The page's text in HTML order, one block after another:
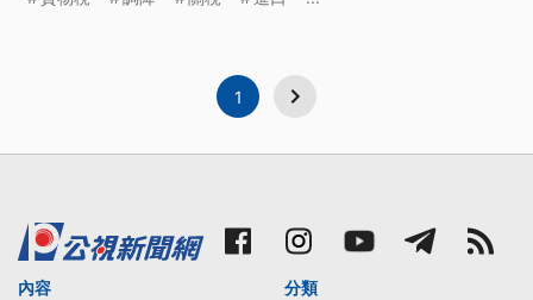
的撼動台灣居高不下的車價嗎？
1
內容
分類